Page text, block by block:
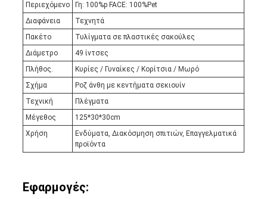
Περιεχόμενο
Γη: 100%p FACE: 100%Pet
Διαφάνεια
Τεχνητά
Πακέτο
Τυλίγματα σε πλαστικές σακούλες
Διάμετρο
49 ίντσες
Πλήθος.
Κυρίες / Γυναίκες / Κορίτσια / Μωρό
Σχήμα
Ροζ άνθη με κεντήματα σεκιουίν
Τεχνική
Πλέγματα
Μέγεθος
125*30*30cm
Χρήση
Ενδύματα, Διακόσμηση σπιτιών, Επαγγελματικά
προϊόντα
Εφαρμογές: